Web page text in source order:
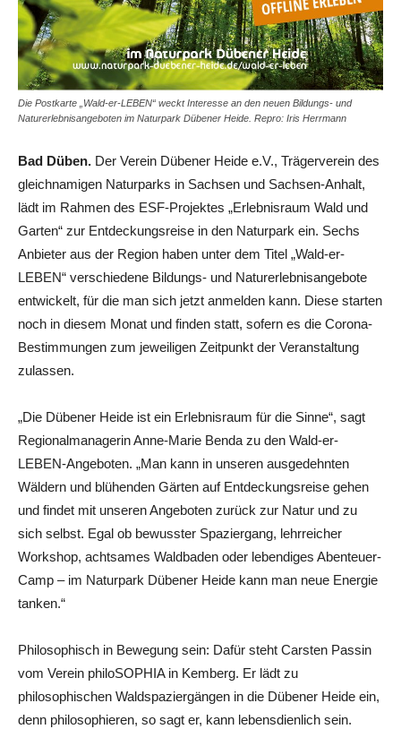
Die Postkarte „Wald-er-LEBEN“ weckt Interesse an den neuen Bildungs- und
Naturerlebnisangeboten im Naturpark Dübener Heide. Repro: Iris Herrmann
Bad Düben. Der Verein Dübener Heide e.V., Trägerverein des
gleichnamigen Naturparks in Sachsen und Sachsen-Anhalt,
lädt im Rahmen des ESF-Projektes „Erlebnisraum Wald und
Garten“ zur Entdeckungsreise in den Naturpark ein. Sechs
Anbieter aus der Region haben unter dem Titel „Wald-er-
LEBEN“ verschiedene Bildungs- und Naturerlebnisangebote
entwickelt, für die man sich jetzt anmelden kann. Diese starten
noch in diesem Monat und finden statt, sofern es die Corona-
Bestimmungen zum jeweiligen Zeitpunkt der Veranstaltung
zulassen.
„Die Dübener Heide ist ein Erlebnisraum für die Sinne“, sagt
Regionalmanagerin Anne-Marie Benda zu den Wald-er-
LEBEN-Angeboten. „Man kann in unseren ausgedehnten
Wäldern und blühenden Gärten auf Entdeckungsreise gehen
und findet mit unseren Angeboten zurück zur Natur und zu
sich selbst. Egal ob bewusster Spaziergang, lehrreicher
Workshop, achtsames Waldbaden oder lebendiges Abenteuer-
Camp – im Naturpark Dübener Heide kann man neue Energie
tanken.“
Philosophisch in Bewegung sein: Dafür steht Carsten Passin
vom Verein philoSOPHIA in Kemberg. Er lädt zu
philosophischen Waldspaziergängen in die Dübener Heide ein,
denn philosophieren, so sagt er, kann lebensdienlich sein.